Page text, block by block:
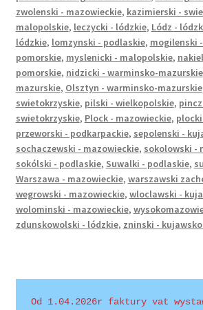
zwolenski - mazowieckie, kazimierski -
malopolskie, leczycki - lódzkie, Lódz -
lódzkie, lomzynski - podlaskie, mogilenski
pomorskie, myslenicki - malopolskie,
pomorskie, nidzicki - warminsko-mazurskie
mazurskie, Olsztyn - warminsko-mazurskie
swietokrzyskie, pilski - wielkopolskie,
swietokrzyskie, Plock - mazowieckie,
przeworski - podkarpackie, sepolenski -
sochaczewski - mazowieckie, sokolowski -
sokólski - podlaskie, Suwalki - podlaskie,
Warszawa - mazowieckie, warszawski
wegrowski - mazowieckie, wloclawski -
wolominski - mazowieckie,
zdunskowolski - lódzkie, zninski -
Od 1.04.2026r faktury vat